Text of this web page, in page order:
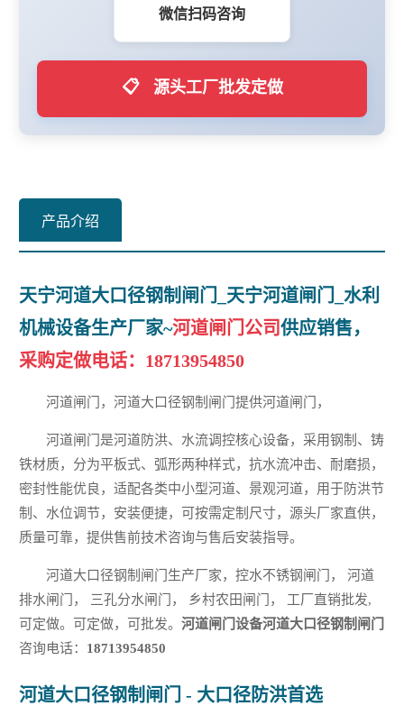
微信扫码咨询
📋 源头工厂批发定做
产品介绍
天宁河道大口径钢制闸门_天宁河道闸门_水利
机械设备生产厂家~河道闸门公司供应销售，
采购定做电话： 18713954850
河道闸门，河道大口径钢制闸门提供河道闸门，
河道闸门是河道防洪、水流调控核心设备，采用钢制、铸
铁材质，分为平板式、弧形两种样式，抗水流冲击、耐磨损，
密封性能优良，适配各类中小型河道、景观河道，用于防洪节
制、水位调节，安装便捷，可按需定制尺寸，源头厂家直供，
质量可靠，提供售前技术咨询与售后安装指导。
河道大口径钢制闸门生产厂家，控水不锈钢闸门， 河道
排水闸门， 三孔分水闸门， 乡村农田闸门， 工厂直销批发,
可定做。可定做，可批发。河道闸门设备河道大口径钢制闸门
咨询电话： 18713954850
河道大口径钢制闸门 - 大口径防洪首选